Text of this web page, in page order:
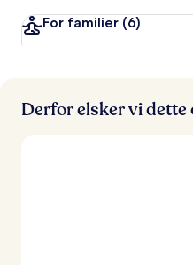
For familier (6)
Derfor elsker vi